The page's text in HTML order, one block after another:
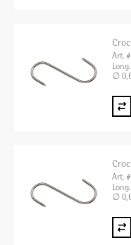
Art.
∅
Art.
∅